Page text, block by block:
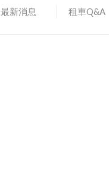
最新消息 租車Q&A